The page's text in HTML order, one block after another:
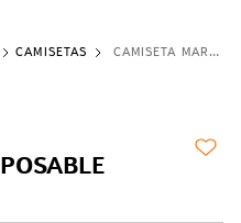
CAMISETAS CAMISETA MARVEL THUNDERBOLTS* DISPOSABLE DELINQUENTS